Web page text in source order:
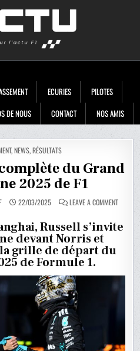
ECURIES
PILOTES
DE NOUS CONTACT NOS AMIS
,NEWS,RÉSULTATS
du Grand
2025 de F1
22/03/2025 LEAVE A COMMENTON
DÉPART
Russell s’invite
devant Norris et
grille de départ du
de Formule 1.